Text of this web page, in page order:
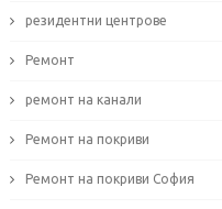
резидентни центрове
Ремонт
ремонт на канали
Ремонт на покриви
Ремонт на покриви София